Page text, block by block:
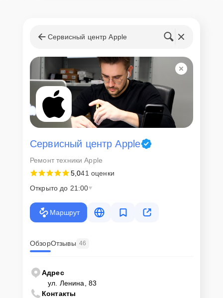
Сервисный центр Apple
Сервисный центр Apple
Ремонт техники Apple
5,041 оценки
Открыто до 21:00
Маршрут
ОбзорОтзывы 46
Адрес
ул. Ленина, 83
Контакты